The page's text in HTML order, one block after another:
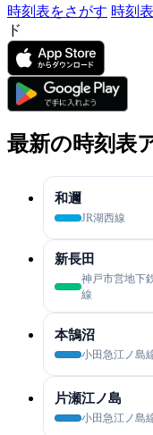
時刻表をさがす 時刻
ド
最新の時刻表
和邇
JR湖西線
新長田
神戸市営地下
線
本鵠沼
小田急江ノ島
片瀬江ノ島
小田急江ノ島